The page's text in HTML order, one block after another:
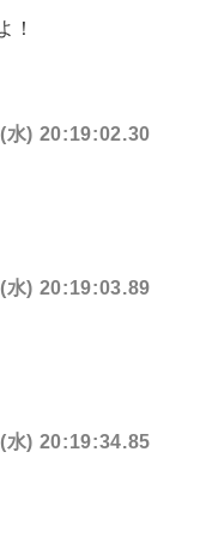
！
水) 20:19:02.30
水) 20:19:03.89
水) 20:19:34.85